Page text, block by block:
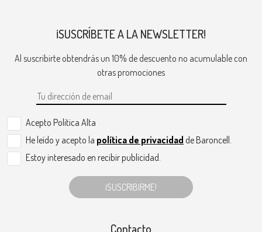
¡SUSCRÍBETE A LA NEWSLETTER!
Al suscribirte obtendrás un 10% de descuento no acumulable con
otras promociones
Acepto Politica Alta
He leído y acepto la política de privacidad de Baroncell.
Estoy interesado en recibir publicidad.
¡SUSCRIBIRME!
Contacto